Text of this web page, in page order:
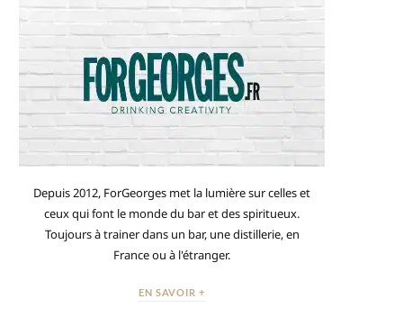
Depuis 2012, ForGeorges met la lumière sur celles et
ceux qui font le monde du bar et des spiritueux.
Toujours à trainer dans un bar, une distillerie, en
France ou à l'étranger.
EN SAVOIR +